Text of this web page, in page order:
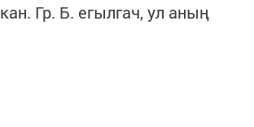
Гр. Б. егылгач, ул аның